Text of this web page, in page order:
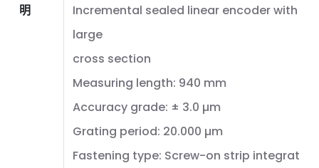
明
Incremental sealed linear encoder with
large
cross section
Measuring length: 940 mm
Accuracy grade: ± 3.0 µm
Grating period: 20.000 µm
Fastening type: Screw-on strip integrat